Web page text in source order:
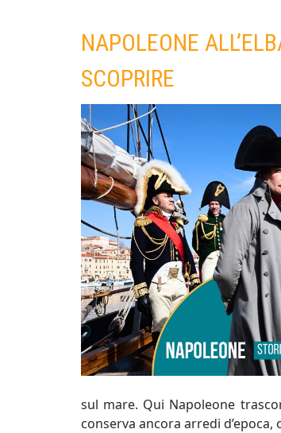
NAPOLEONE
SCOPRIRE
sul mare. Qui Napoleone
conserva ancora arredi